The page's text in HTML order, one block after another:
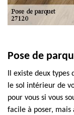
Pose de
Il existe deux
le sol intérieur de
pour vous si vous
facile à poser,